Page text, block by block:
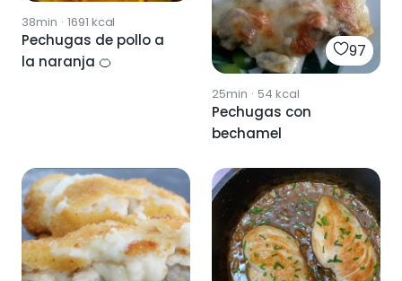
38min · 1691 kcal
Pechugas de pollo a
la naranja 🍊
97
25min · 54 kcal
Pechugas con
bechamel